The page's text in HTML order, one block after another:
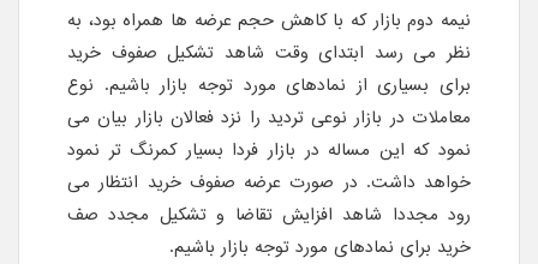
نیمه دوم بازار که با کاهش حجم عرضه ها همراه بود، به
نظر می رسد ابتدای وقت شاهد تشکیل صفوف خرید
برای بسیاری از نمادهای مورد توجه بازار باشیم. نوع
معاملات در بازار نوعی تردید را نزد فعالان بازار بیان می
نمود که این مساله در بازار فردا بسیار کمرنگ تر نمود
خواهد داشت. در صورت عرضه صفوف خرید انتظار می
رود مجددا شاهد افزایش تقاضا و تشکیل مجدد صف
خرید برای نمادهای مورد توجه بازار باشیم.